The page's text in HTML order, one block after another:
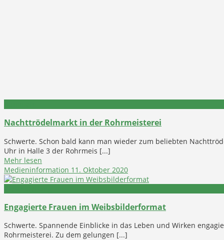
Nachttrödelmarkt in der Rohrmeisterei
Schwerte. Schon bald kann man wieder zum beliebten
Uhr in Halle 3 der Rohrmeis [...]
Mehr lesen
Medieninformation 11. Oktober 2020
Engagierte Frauen im Weibsbilderformat
Schwerte. Spannende Einblicke in das Leben und Wirken
Rohrmeisterei. Zu dem gelungen [...]